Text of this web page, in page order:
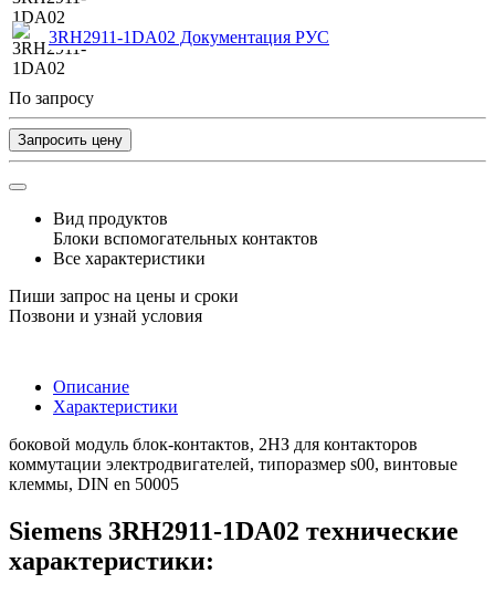
3RH2911-1DA02 Документация РУС
По запросу
Запросить цену
Вид продуктов
Блоки вспомогательных контактов
Все характеристики
Пиши запрос на цены и сроки
Позвони и узнай условия
Описание
Характеристики
боковой модуль блок-контактов, 2НЗ для контакторов
коммутации электродвигателей, типоразмер s00, винтовые
клеммы, DIN en 50005
Siemens 3RH2911-1DA02 технические
характеристики: